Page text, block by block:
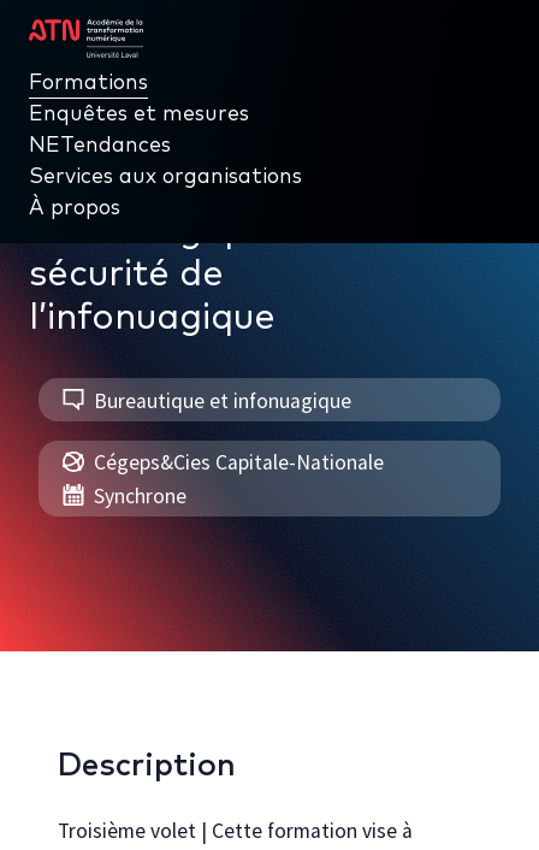
Retour aux formations
Introduction à
l’infonuagique: Volet
sécurité de
l’infonuagique
Bureautique et infonuagique
Cégeps&Cies Capitale-Nationale
Synchrone
Description
Troisième volet | Cette formation vise à
Formations
Enquêtes et mesures
NETendances
Services aux organisations
À propos
Formations
Enquêtes et mesures
NETendances
Services aux organisations
À propos
PAR THÉMATIQUE
Données, intelligence d’affaires et performance
Cybersécurité et gestion de l’information numérique
Cocréez avec nous
organisation